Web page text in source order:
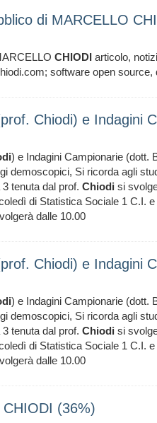
di MARCELLO
CHIODI articolo,
software open
Chiodi) e Indagini
) e Indagini Campionarie (dott.
demoscopici, Si ricorda agli
tenuta dal prof. Chiodi si
di Statistica Sociale 1 C.I.
dalle 10.00
Chiodi) e Indagini
) e Indagini Campionarie (dott.
demoscopici, Si ricorda agli
tenuta dal prof. Chiodi si
di Statistica Sociale 1 C.I.
dalle 10.00
(36%)